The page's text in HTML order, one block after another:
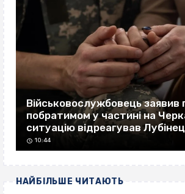
Військовослужбовець заявив
побратимом у частині на
ситуацію відреагував
10:44
НАЙБІЛЬШЕ ЧИТАЮТЬ